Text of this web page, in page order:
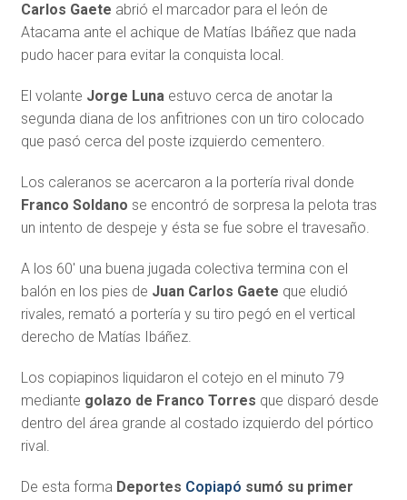
Carlos Gaete abrió el marcador para el león de
Atacama ante el achique de Matías Ibáñez que nada
pudo hacer para evitar la conquista local.
El volante Jorge Lunaestuvo cerca de anotar la
segunda diana de los anfitriones con un tiro colocado
que pasó cerca del poste izquierdo cementero.
Los caleranos se acercaron a la portería rival donde
Franco Soldano se encontró de sorpresa la pelota tras
un intento de despeje y ésta se fue sobre el travesaño.
A los 60′ una buena jugada colectiva termina con el
balón en los pies de Juan Carlos Gaete que eludió
rivales, remató a portería y su tiro pegó en el vertical
derecho de Matías Ibáñez.
Los copiapinos liquidaron el cotejo en el minuto 79
mediante golazo de Franco Torres que disparó desde
dentro del área grande al costado izquierdo del pórtico
rival.
De esta forma Deportes Copiapó sumó su primer